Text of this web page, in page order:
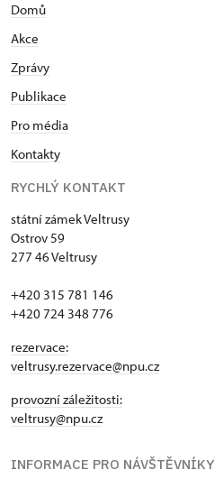
Domů
Akce
Zprávy
Publikace
Pro média
Kontakty
RYCHLÝ KONTAKT
státní zámek Veltrusy
Ostrov 59
277 46 Veltrusy
+420 315 781 146
+420 724 348 776
rezervace:
veltrusy.rezervace@npu.cz
provozní záležitosti:
veltrusy@npu.cz
INFORMACE PRO NÁVŠTĚVNÍKY